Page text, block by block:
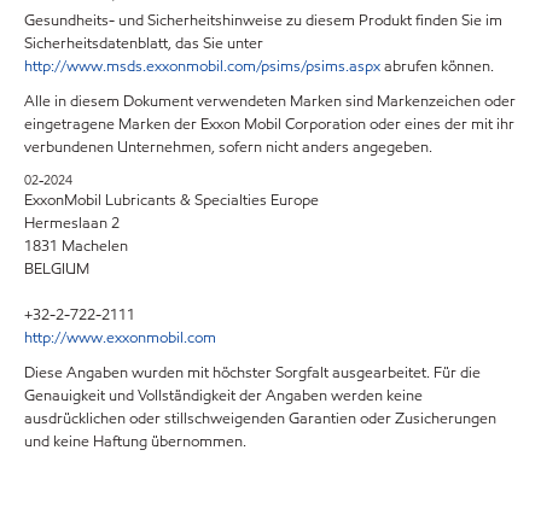
Gesundheits- und Sicherheitshinweise zu diesem Produkt finden Sie im
Sicherheitsdatenblatt, das Sie unter
http://www.msds.exxonmobil.com/psims/psims.aspxabrufen können.
Alle in diesem Dokument verwendeten Marken sind Markenzeichen oder
eingetragene Marken der Exxon Mobil Corporation oder eines der mit ihr
verbundenen Unternehmen, sofern nicht anders angegeben.
02-2024
ExxonMobil Lubricants & Specialties Europe
Hermeslaan 2
1831 Machelen
BELGIUM
+32-2-722-2111
http://www.exxonmobil.com
Diese Angaben wurden mit höchster Sorgfalt ausgearbeitet. Für die
Genauigkeit und Vollständigkeit der Angaben werden keine
ausdrücklichen oder stillschweigenden Garantien oder Zusicherungen
und keine Haftung übernommen.